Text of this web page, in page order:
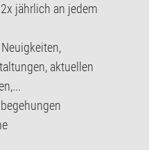
jährlich an jedem
aktuellen